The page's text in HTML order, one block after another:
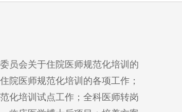
员会关于住院医师规范化培训的
院医师规范化培训的各项工作；
化培训试点工作；全科医师转岗